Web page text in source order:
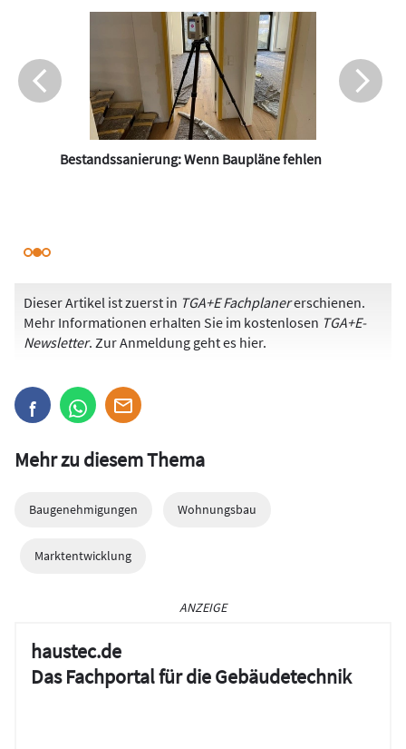
Bestandssanierung: Wenn Baupläne fehlen
Dieser Artikel ist zuerst in TGA+E Fachplanererschienen.
Mehr Informationen erhalten Sie im kostenlosen TGA+E-
Newsletter. Zur Anmeldung geht es hier.
Mehr zu diesem Thema
Baugenehmigungen Wohnungsbau
Marktentwicklung
ANZEIGE
haustec.de
Das Fachportal für die Gebäudetechnik